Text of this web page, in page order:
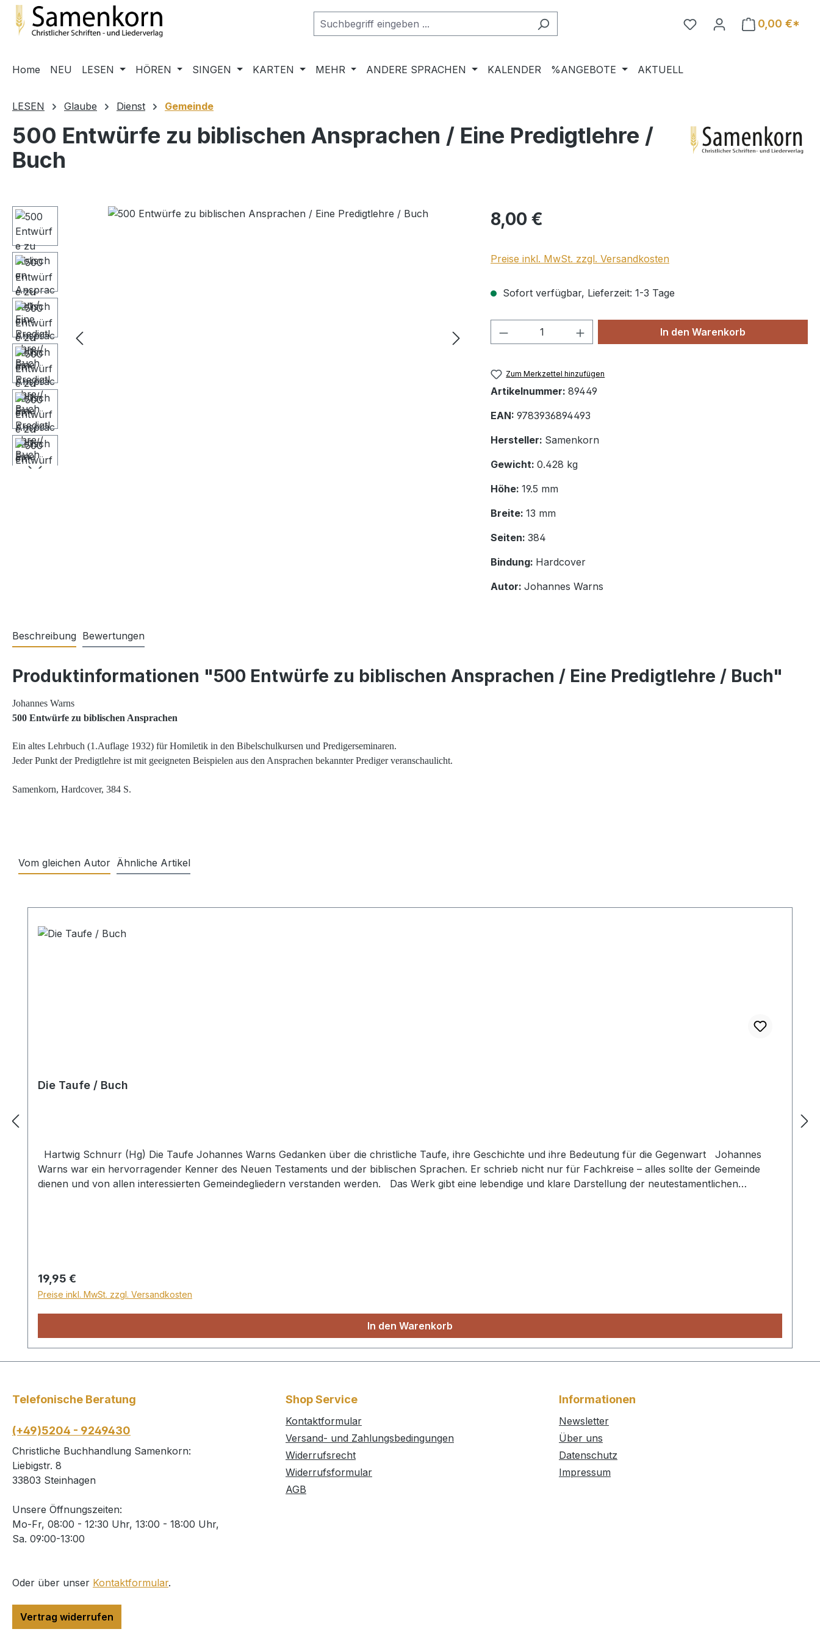
Hauptinhalt springen
Zur Suche springen
Zur Hauptnavigation springen
0,00 €*
Home NEU LESEN HÖREN SINGEN KARTEN MEHR ANDERE SPRACHEN KALENDER %ANGEBOTE AKTUELL
LESEN Glaube Dienst Gemeinde
500 Entwürfe zu biblischen Ansprachen / Eine Predigtlehre /
Buch
Bildergalerie überspringen Regulärer Preis:
8,00 €
Preise inkl. MwSt. zzgl. Versandkosten
Sofort verfügbar, Lieferzeit: 1-3 Tage
Produkt Anzahl: Gib den gewünschten Wert
In den Warenkorb
Zum Merkzettel hinzufügen
Artikelnummer: 89449
EAN: 9783936894493
Hersteller: Samenkorn
Gewicht: 0.428 kg
Höhe: 19.5 mm
Breite: 13 mm
Seiten: 384
Bindung: Hardcover
Autor: Johannes Warns
Beschreibung Bewertungen
Produktinformationen "500 Entwürfe zu biblischen Ansprachen / Eine Predigtlehre / Buch"
Johannes Warns
500 Entwürfe zu biblischen Ansprachen
Ein altes Lehrbuch (1.Auflage 1932) für Homiletik in den Bibelschulkursen und Predigerseminaren.
Jeder Punkt der Predigtlehre ist mit geeigneten Beispielen aus den Ansprachen bekannter Prediger veranschaulicht.
Samenkorn, Hardcover, 384 S.
Vom gleichen Autor Ähnliche Artikel
Die Taufe / Buch
Hartwig Schnurr (Hg) Die Taufe Johannes Warns Gedanken über die christliche Taufe, ihre Geschichte und ihre Bedeutung für die Gegenwart Johannes
Warns war ein hervorragender Kenner des Neuen Testaments und der biblischen Sprachen. Er schrieb nicht nur für Fachkreise – alles sollte der Gemeinde
dienen und von allen interessierten Gemeindegliedern verstanden werden. Das Werk gibt eine lebendige und klare Darstellung der neutestamentlichen
Regulärer Preis:
19,95 €
Preise inkl. MwSt. zzgl. Versandkosten
In den Warenkorb
Telefonische Beratung
(+49)5204 - 9249430
Christliche Buchhandlung Samenkorn:
Liebigstr. 8
33803 Steinhagen
Unsere Öffnungszeiten:
Mo-Fr, 08:00 - 12:30 Uhr, 13:00 - 18:00 Uhr,
Sa. 09:00-13:00
Oder über unser Kontaktformular.
Vertrag widerrufen
Shop Service
Kontaktformular
Versand- und Zahlungsbedingungen
Widerrufsrecht
Widerrufsformular
AGB
Informationen
Newsletter
Über uns
Datenschutz
Impressum